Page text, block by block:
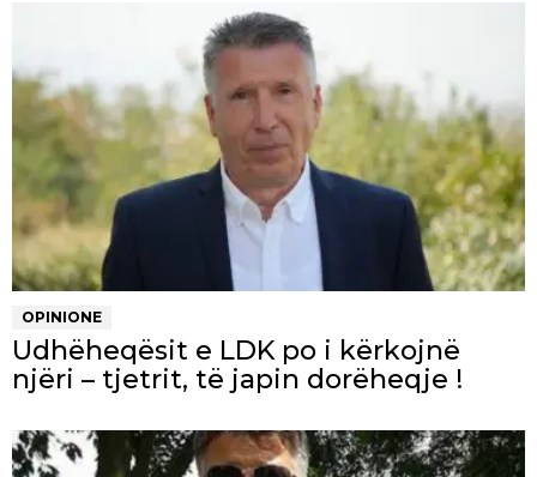
OPINIONE
Udhëheqësit e LDK po i kërkojnë
njëri – tjetrit, të japin dorëheqje !